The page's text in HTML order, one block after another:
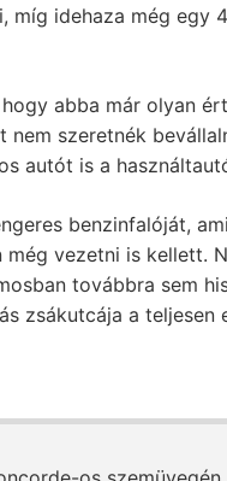
míg idehaza még egy
abba már olyan
szeretnék
autót is a
benzinfalóját,
vezetni is kellett.
továbbra sem
zsákutcája a teljesen